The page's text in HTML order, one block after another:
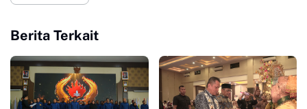
Berita Terkait